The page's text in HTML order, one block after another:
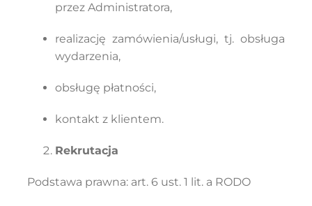
przez Administratora,
realizację zamówienia/usługi, tj. obsługa
wydarzenia,
obsługę płatności,
kontakt z klientem.
Rekrutacja
Podstawa prawna: art. 6 ust. 1 lit. a RODO